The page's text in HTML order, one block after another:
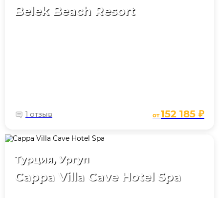
Belek Beach Resort
1 отзыв от152 185 ₽
Турция, Ургуп
Cappa Villa Cave Hotel Spa